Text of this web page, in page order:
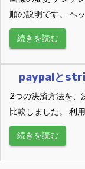
順の説明です。 ヘ
続きを読む
paypalと
2つの決済方法を、
比較しました。 利
続きを読む